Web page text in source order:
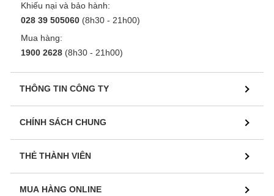
Khiếu nại và bảo hành:
028 39 505060 (8h30 - 21h00)
Mua hàng:
1900 2628 (8h30 - 21h00)
THÔNG TIN CÔNG TY
CHÍNH SÁCH CHUNG
THẺ THÀNH VIÊN
MUA HÀNG ONLINE